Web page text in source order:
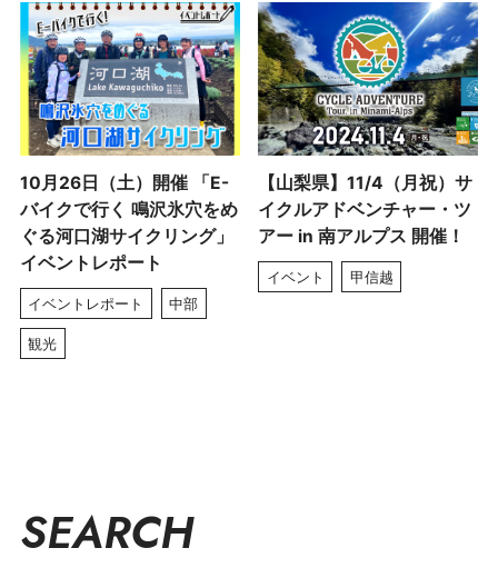
10月26日（土）開催 「E-
バイクで行く 鳴沢氷穴をめ
ぐる河口湖サイクリング」
イベントレポート
イベントレポート 中部
観光
【山梨県】11/4（月祝）サ
イクルアドベンチャー・ツ
アー in 南アルプス 開催！
イベント 甲信越
SEARCH